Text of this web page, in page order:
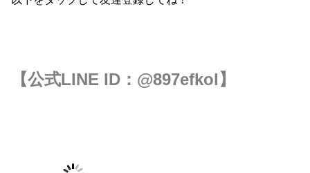
【公式LINE ID： @897efkol 】